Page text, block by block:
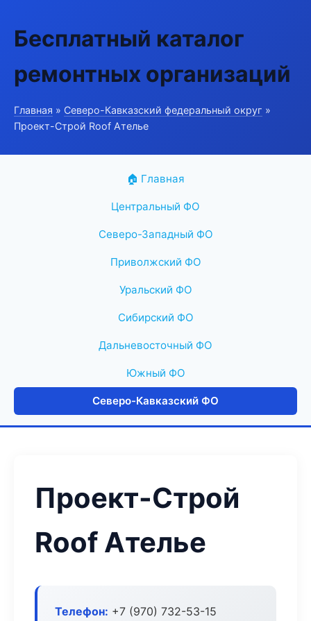
Бесплатный каталог
ремонтных организаций
Главная » Северо-Кавказский федеральный округ »
Проект-Строй Roof Ателье
🏠 Главная
Центральный ФО
Северо-Западный ФО
Приволжский ФО
Уральский ФО
Сибирский ФО
Дальневосточный ФО
Южный ФО
Северо-Кавказский ФО
Проект-Строй
Roof Ателье
Телефон: +7 (970) 732-53-15